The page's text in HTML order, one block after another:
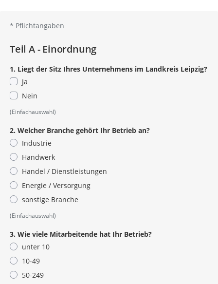
* Pflichtangaben
Teil A - Einordnung
1. Liegt der Sitz Ihres Unternehmens im Landkreis Leipzig?
Ja
Nein
(Einfachauswahl)
2. Welcher Branche gehört Ihr Betrieb an?
Industrie
Handwerk
Handel / Dienstleistungen
Energie / Versorgung
sonstige Branche
(Einfachauswahl)
3. Wie viele Mitarbeitende hat Ihr Betrieb?
unter 10
10-49
50-249